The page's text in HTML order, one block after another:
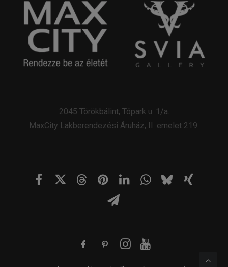
2045 Törökbálint, Tópark u. 1/a.
MaxCity Lakberendezési Áruház, II. emelet 219.